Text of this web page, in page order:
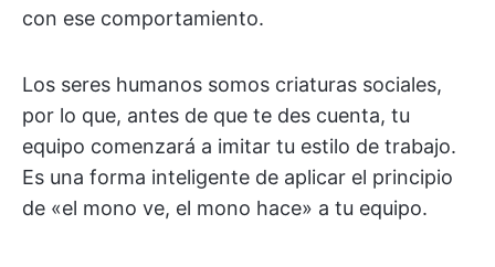
con ese comportamiento.
Los seres humanos somos criaturas sociales,
por lo que, antes de que te des cuenta, tu
equipo comenzará a imitar tu estilo de trabajo.
Es una forma inteligente de aplicar el principio
de «el mono ve, el mono hace» a tu equipo.